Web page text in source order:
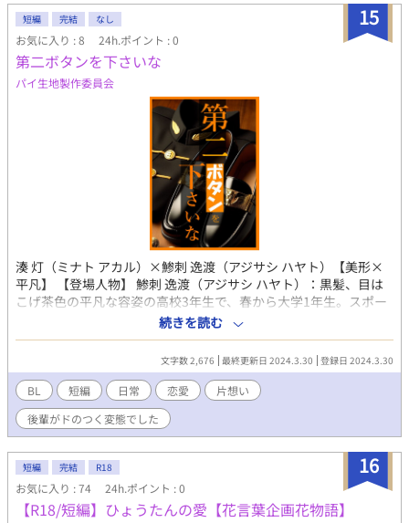
可憐な、超美少年がいた。 「えええええ？！？！」 死んだはず
が、楓は前世で大好きだったBLゲーム『Baby's breath』の最推
し、セオドア・フォーサイスに転生していたのだ。 が、たとえセ
オドアがどんなに妖精みたいに可愛くても、彼には逃れられない
運命がある。―――断罪されて死刑、不慮の事故、不慮の事故、
断罪されて死刑、不慮の事故、不慮の事故、不慮の事故…etc. そ
う、セオドアは最推しではあるが、必ずデッドエンドにたどり着
く、ご都合悪役キャラなのだ！このままではいけない。というか
こんなに可愛い妖精を、若くして死なせる？？？ぜっったいにだ
めだ！！！そう決意した楓は最推しの悪役令息をどうにかハッピ
ーエンドに導こうとする、のだが…セオドアに必ず訪れる死には
何か秘密があるようで―――――？情報を得るためにいろいろな
人に近づくも、原作ではセオドアを毛嫌いしていた攻略対象たち
になぜか気に入られて取り合いが始まったり、原作にはいない謎
のイケメンに口説かれたり、さらには原作とはちょっと雰囲気の
違うヒロインにまで好かれたり……ちょっと待って、これどうな
ってるの！？ デッドエンド不可避の推しに転生してしまった推し
を愛するオタクは、推しをハッピーエンドに導けるのか？また、
可愛い可愛い思っているわりにこの世界では好かれないと思って
無自覚に可愛さを撒き散らすセオドアに陥落していった男達の恋
の行く先とは？ ーーーーーーーーーー 悪役令息ものです。死亡エ
ンドしかない最推し悪役令息に転生してしまった主人公が、推し
を救おうと奮闘するお話。話の軸はセオドアの死の真相について
を探っていく感じですが、ラブコメっぽく仕上げられたらいいな
あと思います。 ちなみに、名前にも植物や花言葉などいろんな要
素が絡まっています！ 楓『調和、美しい変化、大切な思い出』 セ
オドア・フォーサイス (神の贈り物)(妖精の草地)
15
短編 完結 なし
お気に入り : 8 24h.ポイント : 0
第二ボタンを下さいな
パイ生地製作委員会
湊 灯（ミナト アカル）×鯵刺 逸渡（アジサシ ハヤト）【美形×
平凡】 【登場人物】 鯵刺 逸渡（アジサシ ハヤト）：黒髪、目は
こげ茶色の平凡な容姿の高校3年生で、春から大学1年生。スポー
ツ推薦で私大に合格。運動部なので体力には自信あり。小学生の
ときから陸上を続けており、お正月の箱根駅伝に出るのが小さい
ころからの目標。趣味は陸上や健康関連の動画を見ること。 湊 灯
（ミナト アカル）：鯵刺と同じ高校の2年生で、春から3年生。髪
の毛はブリュネット（栗毛色、地毛）で、瞳の色はアンバー（赤
っぽい濃い茶色）。外見に華あり、性癖に難ありの残念な青年。
高校のときアジさんと同じ陸上部だった。できることなら四六時
中アジさんとくっついていたい引っ付き虫。 【あらすじ】 制服の
第二ボタンをめぐるやりとりから始まる、二人の高校生の友情と
恋の物語。鯵刺逸渡（アジサシ ハヤト）と後輩の湊灯（ミナト ア
カル）は陸上をきっかけに出会い、次第に心を通わせていく。し
かし、卒業を控えたアジさんは、自分の気持ちを伝えることをた
続きを読む
文字数 2,676 最終更新日 2024.3.30 登録日 2024.3.30
BL 短編 日常 恋愛
片想い
後輩がドのつく変態でした
16
短編 完結 R18
お気に入り : 74 24h.ポイント : 0
【R18/短編】ひょうたんの愛【花言葉企画花物語】